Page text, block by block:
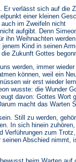
Er verlässt sich auf die
einer kleinen
im Zweifeln nicht
aufgibt. Denn
ihn Weihnachten
Kind in seinen
Zukunft Gottes
werden, immer wieder
können, weil ein
wir erst wieder
wusste: die Wunder
davon: Gottes Wort
macht das Warten
Still zu werden,
In sich hinein
Verführungen zum
Abschied nimmt,